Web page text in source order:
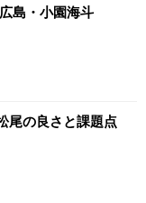
島・小園海斗
尾の良さと課題点